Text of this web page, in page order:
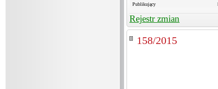
Publikujący
Rejestr zmian
158/2015